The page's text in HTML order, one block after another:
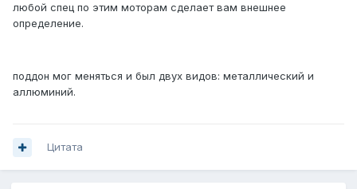
любой спец по этим моторам сделает вам внешнее
определение.
поддон мог меняться и был двух видов: металлический и
аллюминий.
Цитата